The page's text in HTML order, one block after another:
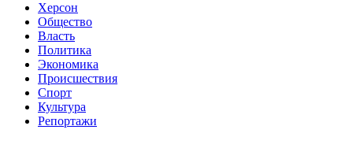
Херсон
Общество
Власть
Политика
Экономика
Происшествия
Спорт
Культура
Репортажи